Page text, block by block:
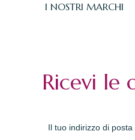
I NOSTRI MARCHI
Ricevi le